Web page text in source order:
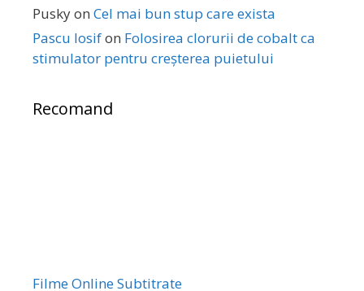
Puskyon Cel mai bun stup care exista
Pascu Iosifon Folosirea clorurii de cobalt ca
stimulator pentru creșterea puietului
Recomand
Filme Online Subtitrate